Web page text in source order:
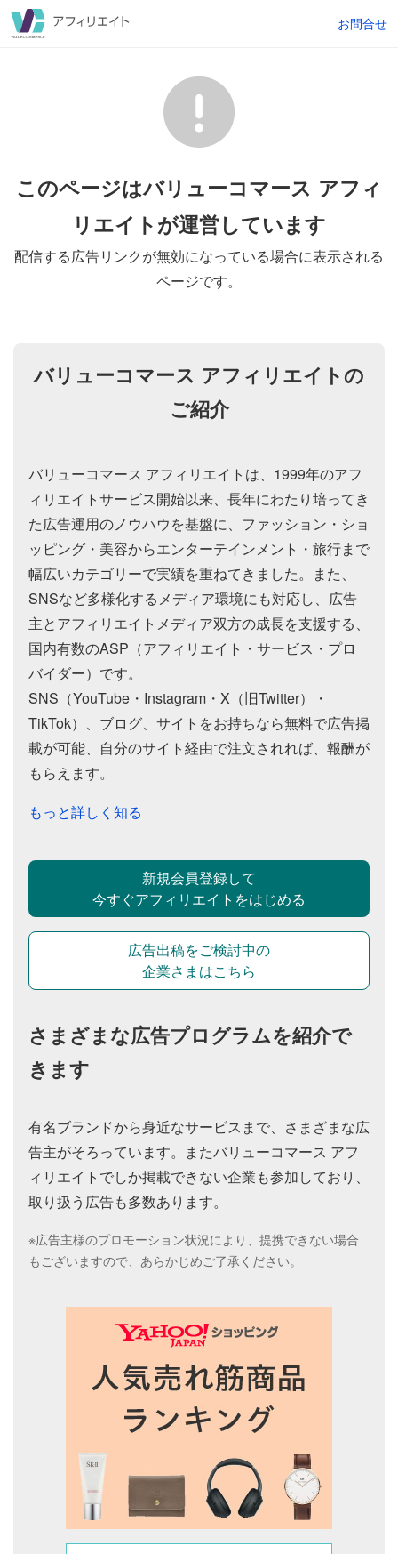
お問合せ
このページはバリューコマース アフィ
リエイトが運営しています
配信する広告リンクが無効になっている場合に表示される
ページです。
バリューコマース アフィリエイトの
ご紹介
バリューコマース アフィリエイトは、1999年のアフ
ィリエイトサービス開始以来、長年にわたり培ってき
た広告運用のノウハウを基盤に、ファッション・ショ
ッピング・美容からエンターテインメント・旅行まで
幅広いカテゴリーで実績を重ねてきました。また、
SNSなど多様化するメディア環境にも対応し、広告
主とアフィリエイトメディア双方の成長を支援する、
国内有数のASP（アフィリエイト・サービス・プロ
バイダー）です。
SNS（YouTube・Instagram・X（旧Twitter）・
TikTok）、ブログ、サイトをお持ちなら無料で広告掲
載が可能、自分のサイト経由で注文されれば、報酬が
もらえます。
もっと詳しく知る
新規会員登録して
今すぐアフィリエイトをはじめる
広告出稿をご検討中の
企業さまはこちら
さまざまな広告プログラムを紹介で
きます
有名ブランドから身近なサービスまで、さまざまな広
告主がそろっています。またバリューコマース アフ
ィリエイトでしか掲載できない企業も参加しており、
取り扱う広告も多数あります。
※広告主様のプロモーション状況により、提携できない場合
もございますので、あらかじめご了承ください。